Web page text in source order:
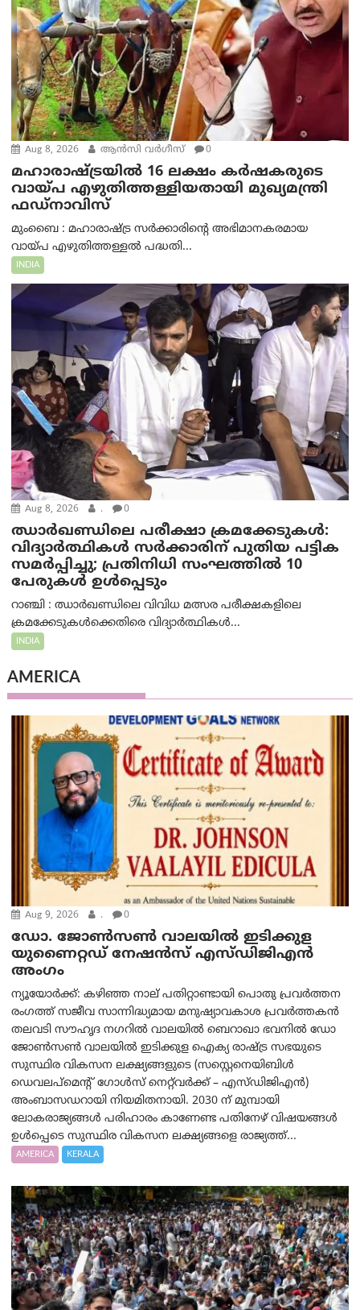
Aug 8, 2026 ആന്‍സി വര്‍ഗീസ് 0
മഹാരാഷ്ട്രയിൽ 16 ലക്ഷം കർഷകരുടെ
വായ്പ എഴുതിത്തള്ളിയതായി മുഖ്യമന്ത്രി
ഫഡ്‌നാവിസ്
മുംബൈ : മഹാരാഷ്ട്ര സർക്കാരിന്റെ അഭിമാനകരമായ
വായ്പ എഴുതിത്തള്ളൽ പദ്ധതി...
INDIA
Aug 8, 2026 . 0
ഝാര്‍ഖണ്ഡിലെ പരീക്ഷാ ക്രമക്കേടുകള്‍:
വിദ്യാർത്ഥികൾ സർക്കാരിന് പുതിയ പട്ടിക
സമർപ്പിച്ചു; പ്രതിനിധി സംഘത്തിൽ 10
പേരുകൾ ഉൾപ്പെടും
റാഞ്ചി : ഝാർഖണ്ഡിലെ വിവിധ മത്സര പരീക്ഷകളിലെ
ക്രമക്കേടുകൾക്കെതിരെ വിദ്യാർത്ഥികൾ...
INDIA
AMERICA
Aug 9, 2026 . 0
ഡോ. ജോൺസൺ വാലയിൽ ഇടിക്കുള
യുണൈറ്റഡ് നേഷൻസ് എസ്ഡിജിഎൻ
അംഗം
ന്യൂയോര്‍ക്ക്: കഴിഞ്ഞ നാല് പതിറ്റാണ്ടായി പൊതു പ്രവർത്തന
രംഗത്ത് സജീവ സാന്നിദ്ധ്യമായ മനുഷ്യാവകാശ പ്രവർത്തകൻ
തലവടി സൗഹൃദ നഗറിൽ വാലയിൽ ബെറാഖാ ഭവനിൽ ഡോ
ജോൺസൺ വാലയിൽ ഇടിക്കുള ഐക്യ രാഷ്ട്ര സഭയുടെ
സുസ്ഥിര വികസന ലക്ഷ്യങ്ങളുടെ (സസ്റ്റെനെയിബിൾ
ഡെവലപ്‌മെന്റ് ഗോൾസ് നെറ്റ്‌വർക്ക് – എസ്ഡിജിഎൻ)
അംബാസഡറായി നിയമിതനായി. 2030 ന് മുമ്പായി
ലോകരാജ്യങ്ങൾ പരിഹാരം കാണേണ്ട പതിനേഴ് വിഷയങ്ങൾ
ഉൾപ്പെടെ സുസ്ഥിര വികസന ലക്ഷ്യങ്ങളെ രാജ്യത്ത്...
AMERICA KERALA